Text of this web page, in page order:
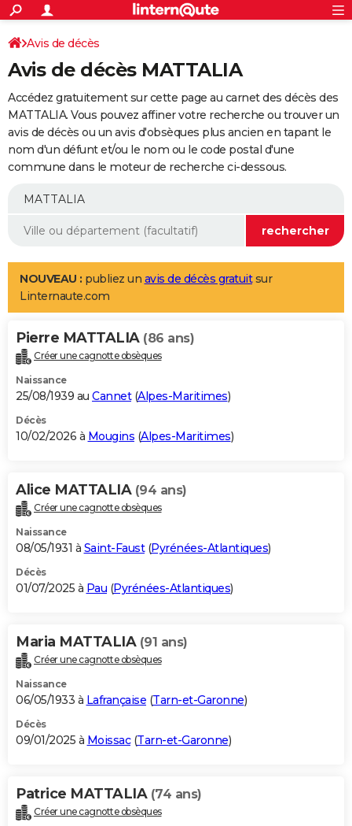
ACTUALITÉS
Politique
Société
Faits Divers
Education
Monde
Villes
+
SPORT
Coupe du monde 2026
Football
Tennis
Cyclisme
Rugby
Forum
Programme TV
TNT
Streaming
Cinéma
Sorties cinéma
Musique
+
FINANCE
Retraite
Epargne
Immobilier
Risques naturels par ville
Banque
Assurance
AUTO
Essais
Réserver un essai
Citadines
Berlines
SUV
Forum auto
+
Mobiles
Meilleur smartphone
Internet
Ordinateurs
Jeux vidéo
Guide high-tech
Aménagement intérieur
LIFESTYLE
Art de vivre
Bien-être
Loisirs
Mode
Modes de vie
Alimentation
Guide de la santé
Maladies
Médicaments
Sommeil
VOYAGE
Destinations
City break
Voyage nature
Voyage de noces
Forum
Climat
+PHOTO
GUIDES D'ACHAT
BONS PLANS
Carte de Noël
Carte Bonne année
Carte Saint-Valentin
Carte Pâques
Carte d'anniversaire
DICTIONNAIRE
Dictionnaire
Biographies
Citations
Expressions
Proverbes
PROGRAMME TV
S'inscrire
Se connecter
Lycées
Collèges
Primaires
Universités
Entreprises
Service militaire
Avis de recherche
AVIS DE DÉCÈS
Bricolage
Lifestyle
Culture
Sport
Auto
Television
Voyage
Cinema
Avis de décès
Avis de décès MATTALIA
Accédez gratuitement sur cette page au carnet des décès des
MATTALIA. Vous pouvez affiner votre recherche ou trouver un
avis de décès ou un avis d'obsèques plus ancien en tapant le
nom d'un défunt et/ou le nom ou le code postal d'une
commune dans le moteur de recherche ci-dessous.
NOUVEAU : publiez un avis de décès gratuitsur
Linternaute.com
Pierre MATTALIA (86 ans)
Créer une cagnotte obsèques
Naissance
25/08/1939 au Cannet(Alpes-Maritimes)
Décès
10/02/2026 à Mougins (Alpes-Maritimes)
Alice MATTALIA (94 ans)
Créer une cagnotte obsèques
Naissance
08/05/1931 à Saint-Faust(Pyrénées-Atlantiques)
Décès
01/07/2025 à Pau (Pyrénées-Atlantiques)
Maria MATTALIA (91 ans)
Créer une cagnotte obsèques
Naissance
06/05/1933 à Lafrançaise (Tarn-et-Garonne)
Décès
09/01/2025 à Moissac(Tarn-et-Garonne)
Patrice MATTALIA (74 ans)
Créer une cagnotte obsèques